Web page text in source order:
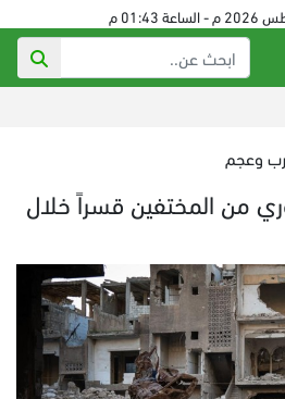
وعجم
سوري من المختفين قسراً خلال